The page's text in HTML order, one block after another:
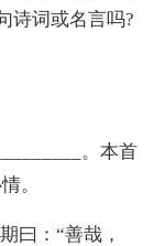
诗词或名言吗?
。本首
。
：“善哉，